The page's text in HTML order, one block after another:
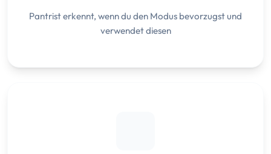
Pantrist erkennt, wenn du den Modus bevorzugst und
verwendet diesen